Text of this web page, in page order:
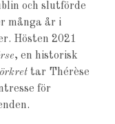
och slutförde
många år i
Hösten 2021
, en historisk
tar Thérèse
för